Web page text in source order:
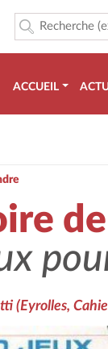
ACCUEIL
(Eyrolles,